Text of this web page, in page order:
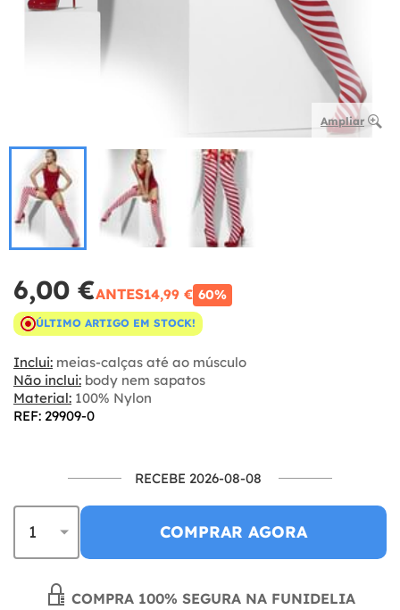
Ampliar
6,00 €ANTES14,99 € 60%
ÚLTIMO ARTIGO EM STOCK!
Inclui: meias-calças até ao músculo
Não inclui: body nem sapatos
Material: 100% Nylon
REF: 29909-0
RECEBE 2026-08-08
COMPRAR AGORA
COMPRA 100% SEGURA NA FUNIDELIA